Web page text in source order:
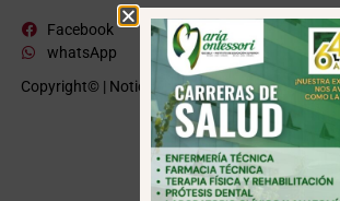
Facebook
whatsApp
Copyright© | NoticiasArequipa.pe | Grupo
derechos reservados
VISITE TAMBIÉN